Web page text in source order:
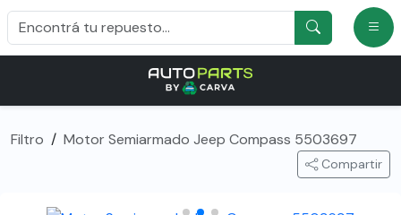
Filtro / Motor Semiarmado Jeep Compass 5503697
Compartir